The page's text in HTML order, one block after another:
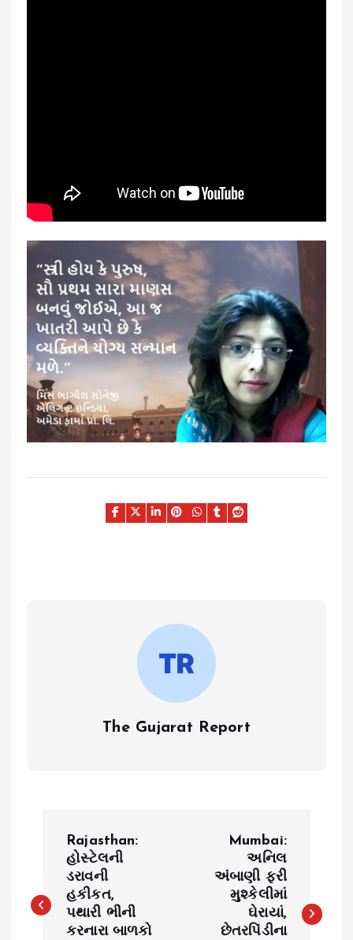
The Gujarat Report
s
Rajasthan:
હોસ્ટેલની
ડરાવની
હકીકત,
પથારી ભીની
કરનારા બાળકો
Mumbai:
અનિલ
અંબાણી ફરી
મુશ્કેલીમાં
ઘેરાયાં,
છેતરપિંડીના